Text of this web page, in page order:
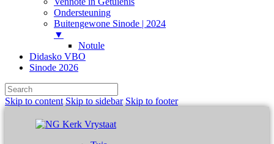
Ondersteuning
Buitengewone Sinode | 2024
▼
Notule
Didasko VBO
Sinode 2026
Skip to content Skip to sidebar Skip to footer